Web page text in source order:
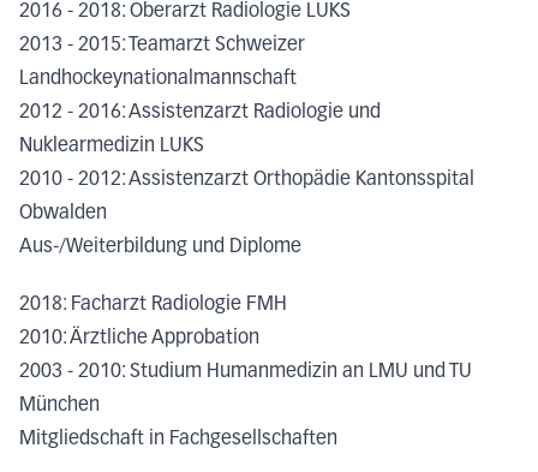
2016 - 2018: Oberarzt Radiologie LUKS
2013 - 2015: Teamarzt Schweizer
Landhockeynationalmannschaft
2012 - 2016: Assistenzarzt Radiologie und
Nuklearmedizin LUKS
2010 - 2012: Assistenzarzt Orthopädie Kantonsspital
Obwalden
Aus-/Weiterbildung und Diplome
2018: Facharzt Radiologie FMH
2010: Ärztliche Approbation
2003 - 2010: Studium Humanmedizin an LMU und TU
München
Mitgliedschaft in Fachgesellschaften